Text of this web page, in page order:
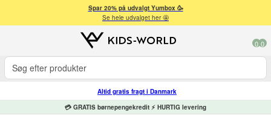
Spar 20% på udvalgt Yumbox 🥳
Se hele udvalget her 🤩
0 0
Altid gratis fragt i Danmark
💳 GRATIS børnepengekredit ⚡ HURTIG levering